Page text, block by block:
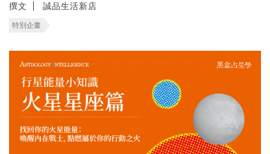
撰文 誠品生活新店
特別企畫